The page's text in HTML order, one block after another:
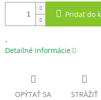
Pridať do
-
Detailné informácie
OPÝTAŤ SA STRÁŽIŤ